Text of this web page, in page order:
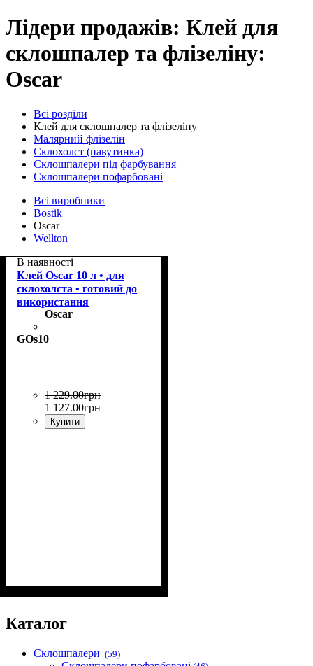
Лідери продажів: Клей для
склошпалер та флізеліну:
Oscar
Всі розділи
Клей для склошпалер та флізеліну
Малярний флізелін
Склохолст (павутинка)
Склошпалери під фарбування
Склошпалери пофарбовані
Всі виробники
Bostik
Oscar
Wellton
В наявності
Клей Oscar 10 л • для
склохолста • готовий до
використання
Oscar
GOs10
1 229.00грн
1 127.00грн
Купити
паперові, вінілові на
паперовій і флізеліновій
Каталог
Склошпалери (59)